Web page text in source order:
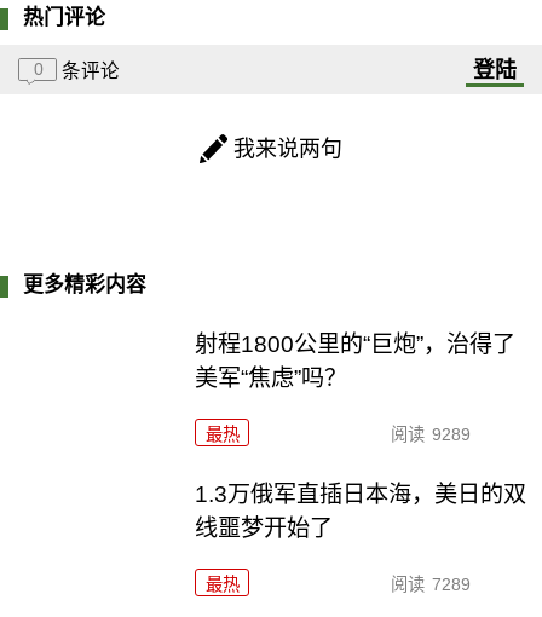
热门评论
0 条评论 登陆
我来说两句
更多精彩内容
射程1800公里的“巨炮”，治得了
美军“焦虑”吗？
最热 阅读 9289
1.3万俄军直插日本海，美日的双
线噩梦开始了
最热 阅读 7289